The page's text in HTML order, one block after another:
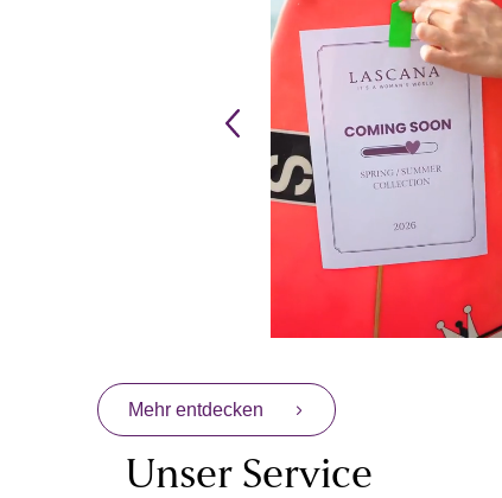
Mehr entdecken
Unser Service